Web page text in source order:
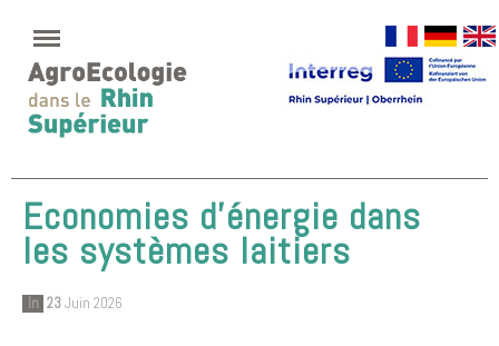
Economies d’énergie dans
les systèmes laitiers
In 23Juin 2026